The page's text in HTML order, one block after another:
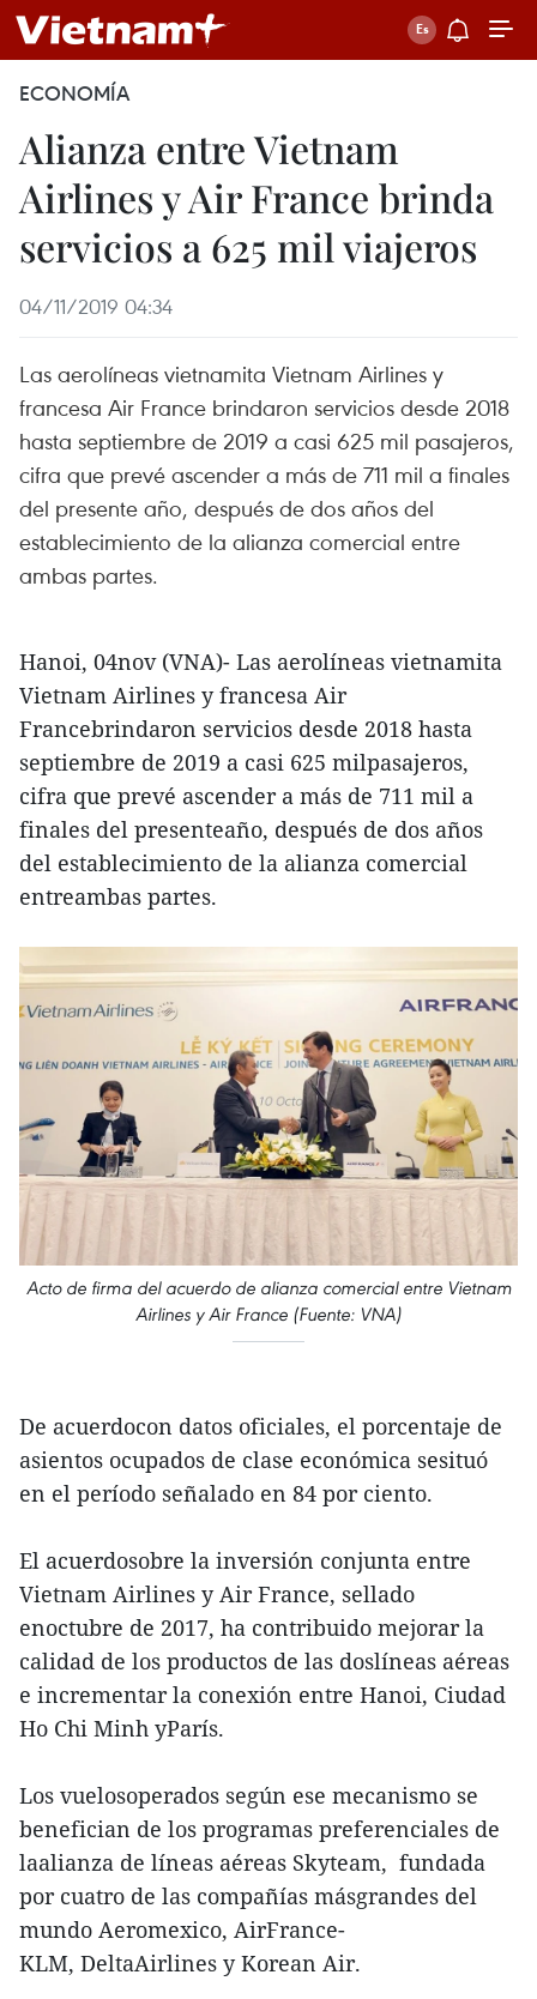
ECONOMÍA
Alianza entre Vietnam
Airlines y Air France brinda
servicios a 625 mil viajeros
04/11/2019 04:34
Las aerolíneas vietnamita Vietnam Airlines y
francesa Air France brindaron servicios desde 2018
hasta septiembre de 2019 a casi 625 mil pasajeros,
cifra que prevé ascender a más de 711 mil a finales
del presente año, después de dos años del
establecimiento de la alianza comercial entre
ambas partes.
Hanoi, 04nov (VNA)- Las aerolíneas vietnamita
Vietnam Airlines y francesa Air
Francebrindaron servicios desde 2018 hasta
septiembre de 2019 a casi 625 milpasajeros,
cifra que prevé ascender a más de 711 mil a
finales del presenteaño, después de dos años
del establecimiento de la alianza comercial
entreambas partes.
Acto de firma del acuerdo de alianza comercial entre Vietnam
Airlines y Air France (Fuente: VNA)
De acuerdocon datos oficiales, el porcentaje de
asientos ocupados de clase económica sesituó
en el período señalado en 84 por ciento.
El acuerdosobre la inversión conjunta entre
Vietnam Airlines y Air France, sellado
enoctubre de 2017, ha contribuido mejorar la
calidad de los productos de las doslíneas aéreas
e incrementar la conexión entre Hanoi, Ciudad
Ho Chi Minh yParís.
Los vuelosoperados según ese mecanismo se
benefician de los programas preferenciales de
laalianza de líneas aéreas Skyteam, fundada
por cuatro de las compañías másgrandes del
mundo Aeromexico, AirFrance-
KLM, DeltaAirlines y Korean Air.